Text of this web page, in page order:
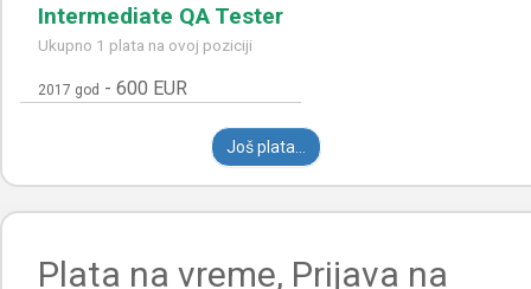
Intermediate QA Tester
Ukupno 1 plata na ovoj poziciji
2017 god - 600 EUR
Još plata...
Plata na vreme, Prijava na